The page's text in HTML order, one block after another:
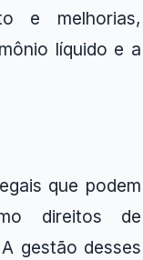
e melhorias,
líquido e a
que podem
direitos de
gestão desses